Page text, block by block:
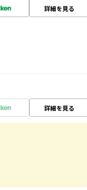
詳細を見る
詳細を見る